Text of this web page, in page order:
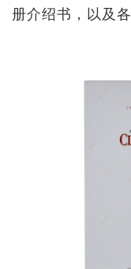
册介绍书，以及